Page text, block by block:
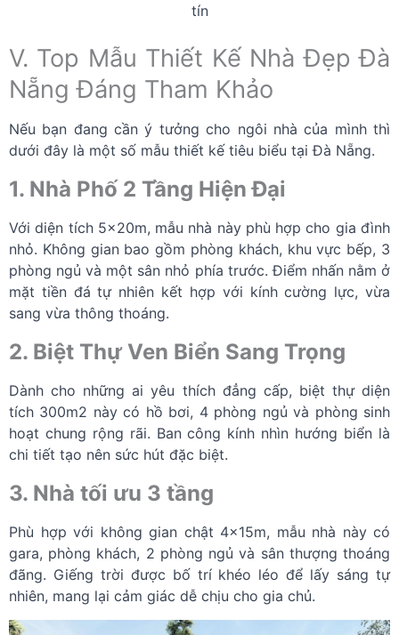
tín
V. Top Mẫu Thiết Kế Nhà Đẹp Đà
Nẵng Đáng Tham Khảo
Nếu bạn đang cần ý tưởng cho ngôi nhà của mình thì
dưới đây là một số mẫu thiết kế tiêu biểu tại Đà Nẵng.
1. Nhà Phố 2 Tầng Hiện Đại
Với diện tích 5x20m, mẫu nhà này phù hợp cho gia đình
nhỏ. Không gian bao gồm phòng khách, khu vực bếp, 3
phòng ngủ và một sân nhỏ phía trước. Điểm nhấn nằm ở
mặt tiền đá tự nhiên kết hợp với kính cường lực, vừa
sang vừa thông thoáng.
2. Biệt Thự Ven Biển Sang Trọng
Dành cho những ai yêu thích đẳng cấp, biệt thự diện
tích 300m2 này có hồ bơi, 4 phòng ngủ và phòng sinh
hoạt chung rộng rãi. Ban công kính nhìn hướng biển là
chi tiết tạo nên sức hút đặc biệt.
3. Nhà tối ưu 3 tầng
Phù hợp với không gian chật 4x15m, mẫu nhà này có
gara, phòng khách, 2 phòng ngủ và sân thượng thoáng
đãng. Giếng trời được bố trí khéo léo để lấy sáng tự
nhiên, mang lại cảm giác dễ chịu cho gia chủ.